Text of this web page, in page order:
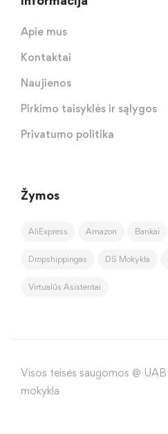
Apie mus
Kontaktai
Naujienos
Pirkimo taisyklės ir sąlygos
Privatumo politika
Žymos
AliExpress Amazon Bankai
Dropshippingas DS Mokykla
Virtualūs Asistentai
Visos teisės saugomos @
mokykla